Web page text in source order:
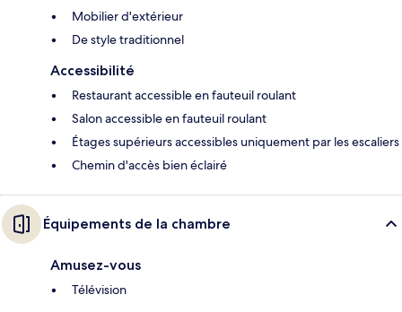
Mobilier d'extérieur
De style traditionnel
Accessibilité
Restaurant accessible en fauteuil roulant
Salon accessible en fauteuil roulant
Étages supérieurs accessibles uniquement par les escaliers
Chemin d'accès bien éclairé
Équipements de la chambre
Amusez-vous
Télévision